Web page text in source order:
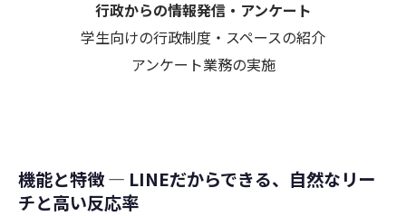
行政からの情報発信・アンケート
学生向けの行政制度・スペースの紹介
アンケート業務の実施
機能と特徴 ― LINEだからできる、自然なリー
チと高い反応率